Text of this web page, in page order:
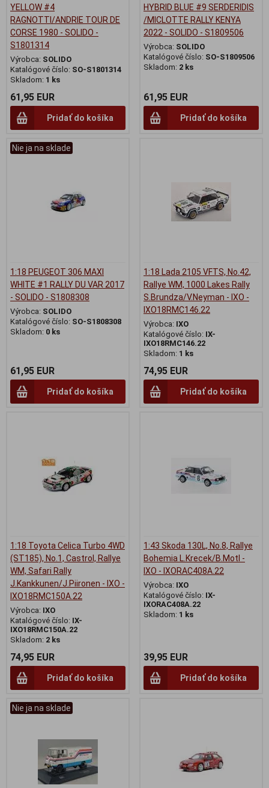
YELLOW #4
RAGNOTTI/ANDRIE TOUR DE
CORSE 1980 - SOLIDO -
S1801314
Výrobca: SOLIDO
Katalógové číslo: SO-S1801314
Skladom: 1 ks
61,95 EUR
Pridať do košíka
HYBRID BLUE #9 SERDERIDIS
/MICLOTTE RALLY KENYA
2022 - SOLIDO - S1809506
Výrobca: SOLIDO
Katalógové číslo: SO-S1809506
Skladom: 2 ks
61,95 EUR
Pridať do košíka
Nie ja na sklade
1:18 PEUGEOT 306 MAXI
WHITE #1 RALLY DU VAR 2017
- SOLIDO - S1808308
Výrobca: SOLIDO
Katalógové číslo: SO-S1808308
Skladom: 0 ks
61,95 EUR
Pridať do košíka
1:18 Lada 2105 VFTS, No.42,
Rallye WM, 1000 Lakes Rally
S.Brundza/V.Neyman - IXO -
IXO18RMC146.22
Výrobca: IXO
Katalógové číslo: IX-
IXO18RMC146.22
Skladom: 1 ks
74,95 EUR
Pridať do košíka
1:18 Toyota Celica Turbo 4WD
(ST185), No.1, Castrol, Rallye
WM, Safari Rally
J.Kankkunen/J.Piironen - IXO -
IXO18RMC150A.22
Výrobca: IXO
Katalógové číslo: IX-
IXO18RMC150A.22
Skladom: 2 ks
74,95 EUR
Pridať do košíka
1:43 Skoda 130L, No.8, Rallye
Bohemia L.Krecek/B.Motl -
IXO - IXORAC408A.22
Výrobca: IXO
Katalógové číslo: IX-
IXORAC408A.22
Skladom: 1 ks
39,95 EUR
Pridať do košíka
Nie ja na sklade